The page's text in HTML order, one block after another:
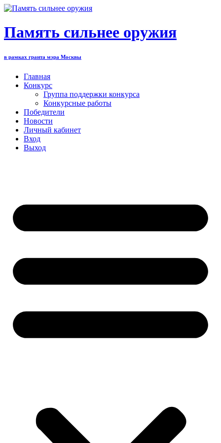
Перейти
содержимому
Память сильнее оружия
в рамках гранта мэра Москвы
Главная
Конкурс
Группа поддержки конкурса
Конкурсные работы
Победители
Новости
Личный кабинет
Вход
Выход